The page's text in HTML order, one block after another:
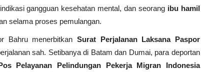
gangguan kesehatan mental, dan seorang ibu hamil
selama proses pemulangan.
Bahru menerbitkanSurat Perjalanan Laksana Paspor
sah. Setibanya di Batam dan Dumai, para deportan
Pelayanan Pelindungan Pekerja Migran Indonesia